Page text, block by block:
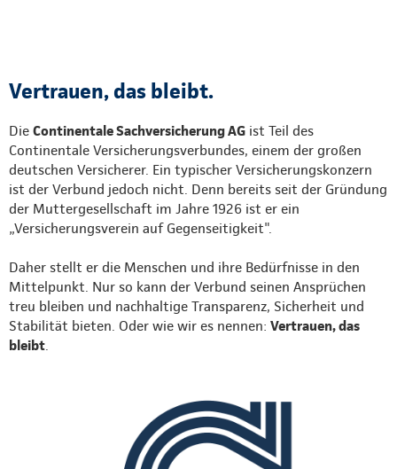
Vertrauen, das bleibt.
Die Continentale Sachversicherung AG ist Teil des
Continentale Versicherungsverbundes, einem der großen
deutschen Versicherer. Ein typischer Versicherungskonzern
ist der Verbund jedoch nicht. Denn bereits seit der Gründung
der Muttergesellschaft im Jahre 1926 ist er ein
„Versicherungsverein auf Gegenseitigkeit".
Daher stellt er die Menschen und ihre Bedürfnisse in den
Mittelpunkt. Nur so kann der Verbund seinen Ansprüchen
treu bleiben und nachhaltige Transparenz, Sicherheit und
Stabilität bieten. Oder wie wir es nennen: Vertrauen, das
bleibt.